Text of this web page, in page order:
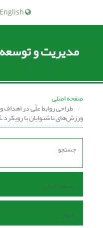
مدیریت و
صفحه اصلی
طراحی روابط علّی در
ورزش‌های ناشنوایان با رویکرد BSC-DEMATEL
صفحه اصلی
مرور